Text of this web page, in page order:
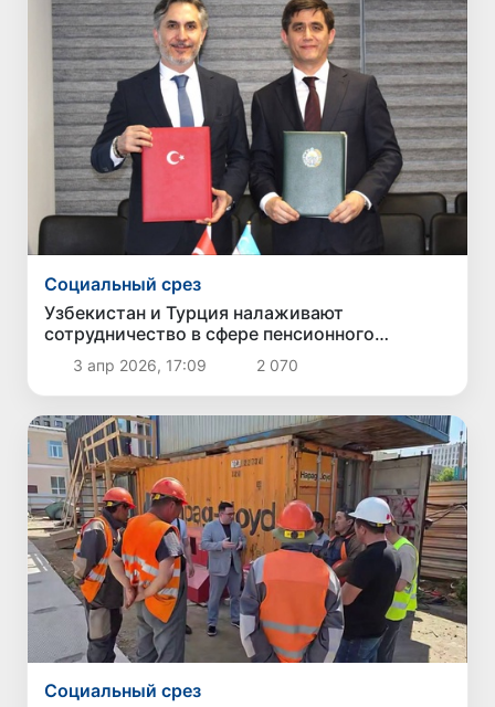
Социальный срез
Узбекистан и Турция налаживают
сотрудничество в сфере пенсионного
обеспечения
3 апр 2026, 17:09 2 070
Социальный срез